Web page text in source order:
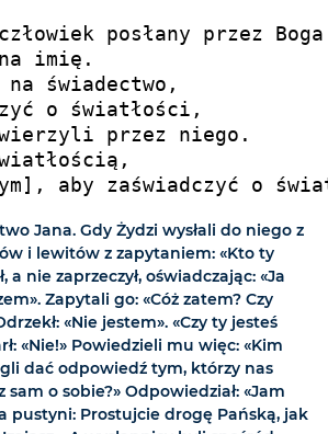
posłany przez
imię.
na świadectwo,
o światłości,
przez niego.
aby zaświadczyć o
Jana. Gdy Żydzi wysłali do niego z
i lewitów z zapytaniem: «Kto ty
a nie zaprzeczył, oświadczając: «Ja
Zapytali go: «Cóż zatem? Czy
«Nie jestem». «Czy ty jesteś
«Nie!» Powiedzieli mu więc: «Kim
dać odpowiedź tym, którzy nas
sam o sobie?» Odpowiedział: «Jam
pustyni: Prostujcie drogę Pańską, jak